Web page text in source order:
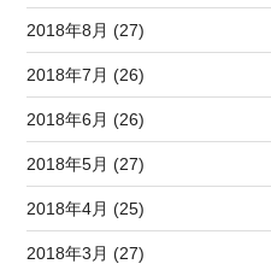
2018年8月 (27)
2018年7月 (26)
2018年6月 (26)
2018年5月 (27)
2018年4月 (25)
2018年3月 (27)